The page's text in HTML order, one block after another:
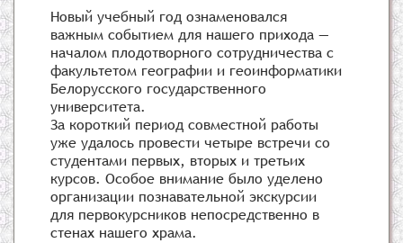
Новый учебный год ознаменовался
важным событием для нашего прихода —
началом плодотворного сотрудничества с
факультетом географии и геоинформатики
Белорусского государственного
университета.
За короткий период совместной работы
уже удалось провести четыре встречи со
студентами первых, вторых и третьих
курсов. Особое внимание было уделено
организации познавательной экскурсии
для первокурсников непосредственно в
стенах нашего храма.